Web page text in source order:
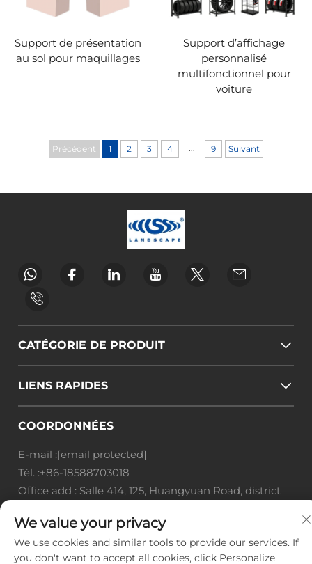
Support de présentation
au sol pour maquillages
Support d’affichage
personnalisé
multifonctionnel pour
voiture
Précédent 1 2 3 4 ... 9 Suivant
CATÉGORIE DE PRODUIT
LIENS RAPIDES
COORDONNÉES
E-mail :[email protected]
Tél. :+86-18588703018
Office add : Salle 414, 125, Huangyuan Road, district
Guangdong
Droits d'auteur © Guangzhou Landscape Technology
We value your privacy
We use cookies and similar tools to provide our services. If
you don't want to accept all cookies, click Personalize